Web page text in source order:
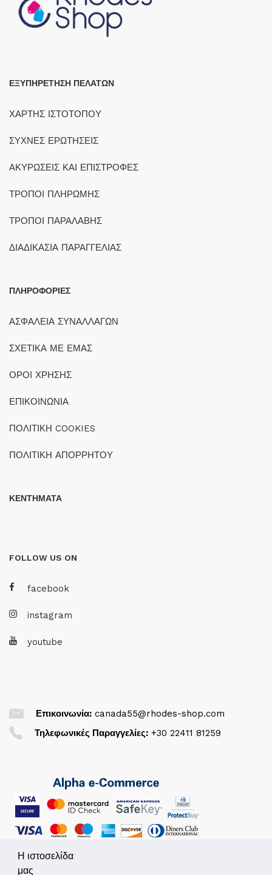
ΕΞΥΠΗΡΕΤΗΣΗ ΠΕΛΑΤΩΝ
ΧΑΡΤΗΣ ΙΣΤΟΤΟΠΟΥ
ΣΥΧΝΕΣ ΕΡΩΤΗΣΕΙΣ
ΑΚΥΡΩΣΕΙΣ ΚΑΙ ΕΠΙΣΤΡΟΦΕΣ
ΤΡΟΠΟΙ ΠΛΗΡΩΜΗΣ
ΤΡΟΠΟΙ ΠΑΡΑΛΑΒΗΣ
ΔΙΑΔΙΚΑΣΙΑ ΠΑΡΑΓΓΕΛΙΑΣ
ΠΛΗΡΟΦΟΡΙΕΣ
ΑΣΦΑΛΕΙΑ ΣΥΝΑΛΛΑΓΩΝ
ΣΧΕΤΙΚΑ ΜΕ ΕΜΑΣ
ΟΡΟΙ ΧΡΗΣΗΣ
ΕΠΙΚΟΙΝΩΝΙΑ
ΠΟΛΙΤΙΚΗ COOKIES
ΠΟΛΙΤΙΚΗ ΑΠΟΡΡΗΤΟΥ
ΚΕΝΤΗΜΑΤΑ
FOLLOW US ON
facebook
instagram
youtube
Επικοινωνία: canada55@rhodes-shop.com
Τηλεφωνικές Παραγγελίες: +30 22411 81259
Η ιστοσελίδα
μας